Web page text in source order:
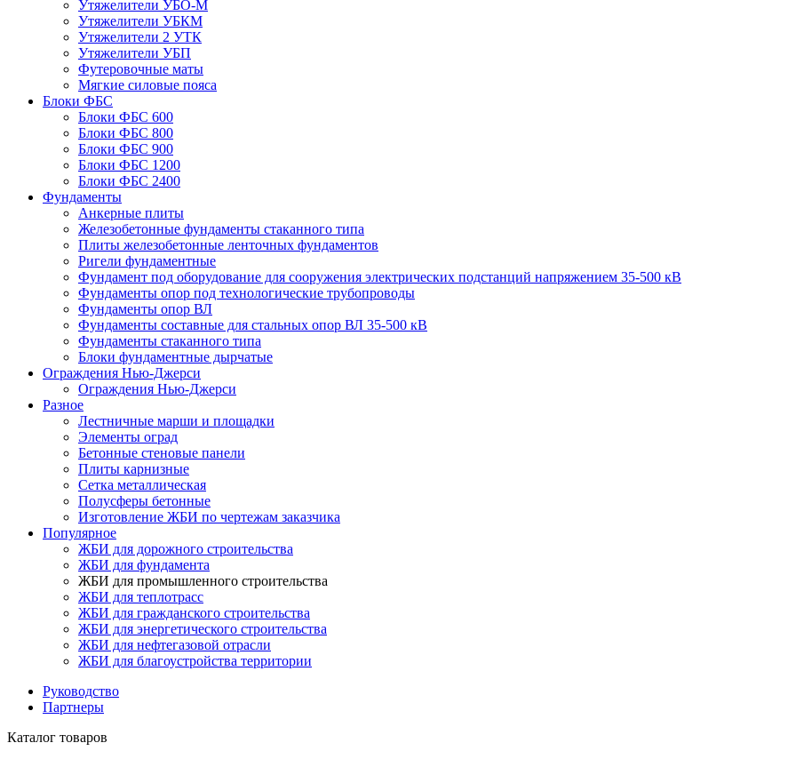
Утяжелители УБО-М
Утяжелители УБКМ
Утяжелители 2 УТК
Утяжелители УБП
Футеровочные маты
Мягкие силовые пояса
Блоки ФБС
Блоки ФБС 600
Блоки ФБС 800
Блоки ФБС 900
Блоки ФБС 1200
Блоки ФБС 2400
Фундаменты
Анкерные плиты
Железобетонные фундаменты стаканного типа
Плиты железобетонные ленточных фундаментов
Ригели фундаментные
Фундамент под оборудование для сооружения электрических подстанций напряжением 35-500 кВ
Фундаменты опор под технологические трубопроводы
Фундаменты опор ВЛ
Фундаменты составные для стальных опор ВЛ 35-500 кВ
Фундаменты стаканного типа
Блоки фундаментные дырчатые
Ограждения Нью-Джерси
Ограждения Нью-Джерси
Разное
Лестничные марши и площадки
Элементы оград
Бетонные стеновые панели
Плиты карнизные
Сетка металлическая
Полусферы бетонные
Изготовление ЖБИ по чертежам заказчика
Популярное
ЖБИ для дорожного строительства
ЖБИ для фундамента
ЖБИ для промышленного строительства
ЖБИ для теплотрасс
ЖБИ для гражданского строительства
ЖБИ для энергетического строительства
ЖБИ для нефтегазовой отрасли
ЖБИ для благоустройства территории
Руководство
Партнеры
Каталог товаров